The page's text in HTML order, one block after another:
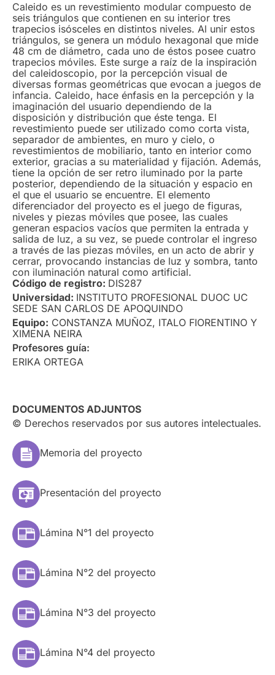
Código de registro: DIS287
Universidad: INSTITUTO PROFESIONAL DUOC UC
SEDE SAN CARLOS DE APOQUINDO
Equipo: CONSTANZA MUÑOZ, ITALO FIORENTINO Y
XIMENA NEIRA
Profesores guía:
ERIKA ORTEGA
DOCUMENTOS ADJUNTOS
© Derechos reservados por sus autores intelectuales.
Memoria del proyecto
Presentación del proyecto
Lámina N°1 del proyecto
Lámina N°2 del proyecto
Lámina N°3 del proyecto
Lámina N°4 del proyecto
Caleido es un revestimiento modular compuesto de
seis triángulos que contienen en su interior tres
trapecios isósceles en distintos niveles. Al unir estos
triángulos, se genera un módulo hexagonal que mide
48 cm de diámetro, cada uno de éstos posee cuatro
trapecios móviles. Este surge a raíz de la inspiración
del caleidoscopio, por la percepción visual de
diversas formas geométricas que evocan a juegos de
infancia. Caleido, hace énfasis en la percepción y la
imaginación del usuario dependiendo de la
disposición y distribución que éste tenga. El
revestimiento puede ser utilizado como corta vista,
separador de ambientes, en muro y cielo, o
revestimientos de mobiliario, tanto en interior como
exterior, gracias a su materialidad y fijación. Además,
tiene la opción de ser retro iluminado por la parte
posterior, dependiendo de la situación y espacio en
el que el usuario se encuentre. El elemento
diferenciador del proyecto es el juego de figuras,
niveles y piezas móviles que posee, las cuales
generan espacios vacíos que permiten la entrada y
salida de luz, a su vez, se puede controlar el ingreso
a través de las piezas móviles, en un acto de abrir y
cerrar, provocando instancias de luz y sombra, tanto
con iluminación natural como artificial.